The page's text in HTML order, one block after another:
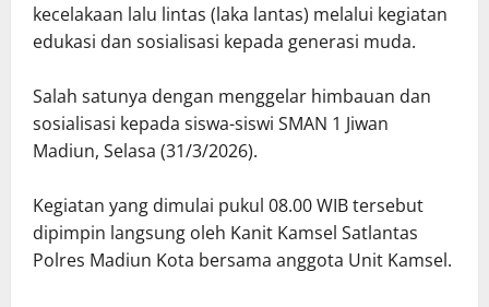
kecelakaan lalu lintas (laka lantas) melalui kegiatan
edukasi dan sosialisasi kepada generasi muda.
Salah satunya dengan menggelar himbauan dan
sosialisasi kepada siswa-siswi SMAN 1 Jiwan
Madiun, Selasa (31/3/2026).
Kegiatan yang dimulai pukul 08.00 WIB tersebut
dipimpin langsung oleh Kanit Kamsel Satlantas
Polres Madiun Kota bersama anggota Unit Kamsel.